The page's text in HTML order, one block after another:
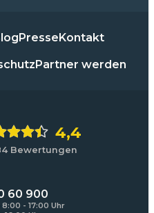
PresseKontakt
Partner werden
4,4
Bewertungen
60 900
- 17:00 Uhr